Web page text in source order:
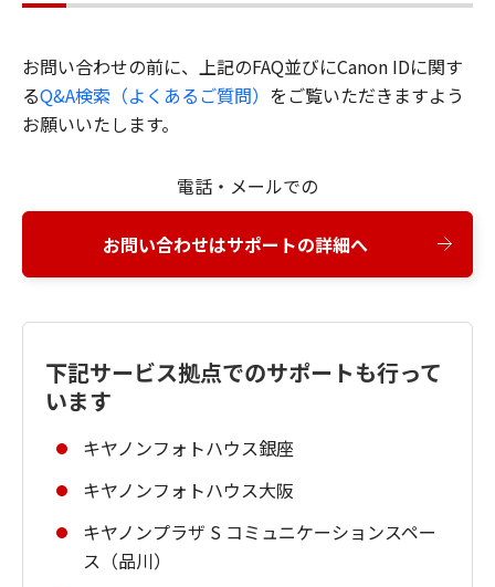
お問い合わせの前に、上記のFAQ並びにCanon IDに関す
るQ&A検索（よくあるご質問） をご覧いただきますよう
お願いいたします。
電話・メールでの
お問い合わせはサポートの詳細へ
下記サービス拠点でのサポートも行って
います
キヤノンフォトハウス銀座
キヤノンフォトハウス大阪
キヤノンプラザ S コミュニケーションスペー
ス（品川）